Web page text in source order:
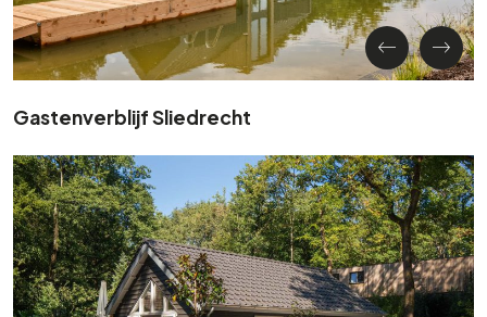
Gastenverblijf Sliedrecht